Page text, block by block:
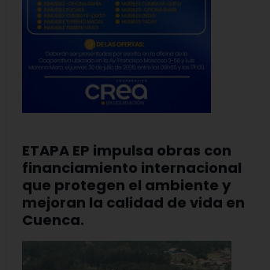
ETAPA EP impulsa obras con
financiamiento internacional
que protegen el ambiente y
mejoran la calidad de vida en
Cuenca.